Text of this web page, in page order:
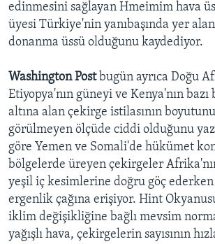
edinmesini sağlayan Hmeimim hava
üyesi Türkiye'nin yanıbaşında yer
donanma üssü olduğunu kaydediyor.
Washington Postbugün ayrıca Doğu
Etiyopya'nın güneyi ve Kenya'nın
altına alan çekirge istilasının
görülmeyen ölçüde ciddi olduğunu
göre Yemen ve Somali'de hükümet
bölgelerde üreyen çekirgeler
yeşil iç kesimlerine doğru göç
ergenlik çağına erişiyor. Hint
iklim değişikliğine bağlı mevsim
yağışlı hava, çekirgelerin sayısının